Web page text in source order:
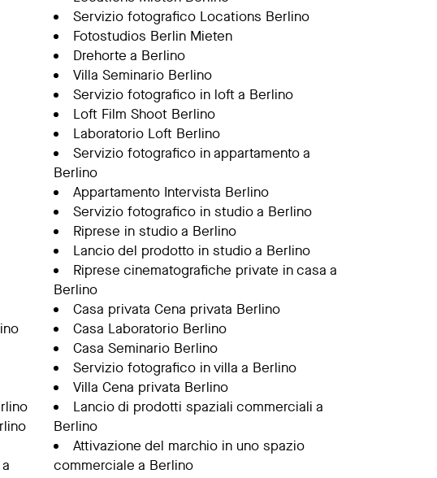
Servizio fotografico Locations Berlino
Fotostudios Berlin Mieten
Drehorte a Berlino
Villa Seminario Berlino
Servizio fotografico in loft a Berlino
Loft Film Shoot Berlino
Laboratorio Loft Berlino
Servizio fotografico in appartamento a
Berlino
Appartamento Intervista Berlino
Servizio fotografico in studio a Berlino
Riprese in studio a Berlino
Lancio del prodotto in studio a Berlino
Riprese cinematografiche private in casa a
Berlino
Casa privata Cena privata Berlino
Casa Laboratorio Berlino
Casa Seminario Berlino
Servizio fotografico in villa a Berlino
Villa Cena privata Berlino
Lancio di prodotti spaziali commerciali a
Berlino
Attivazione del marchio in uno spazio
commerciale a Berlino